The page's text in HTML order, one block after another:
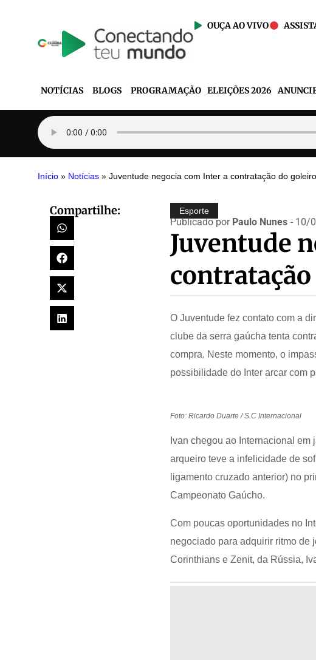
OUÇA AO VIVO
NOTÍCIAS BLOGS PROGRAMAÇÃO ELEIÇÕES 2026
Início » Notícias » Juventude negocia com Inter a contratação do
Compartilhe: Esporte
Publicado porPaulo Nunes - 10/
Juventude
O Juventude fez contato com a
clube da serra gaúcha tenta
compra. Neste momento, o
possibilidade do Inter arcar com
Foto: Ricardo Duarte / S.C Internacional
Ivan chegou ao Internacional
arqueiro teve a infelicidade de
ligamento cruzado anterior) no
Campeonato Gaúcho.
Com poucas oportunidades no
negociado para adquirir ritmo de
Corinthians e Zenit, da Rússia,